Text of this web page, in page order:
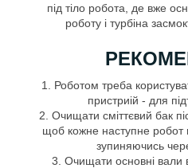
під тіло робота, де вже
роботу і турбіна
1. Роботом треба
пристриій - для
2. Очищати сміттєвий бак
щоб кожне наступне робот
зупиняючись
3. Очищати основні вали